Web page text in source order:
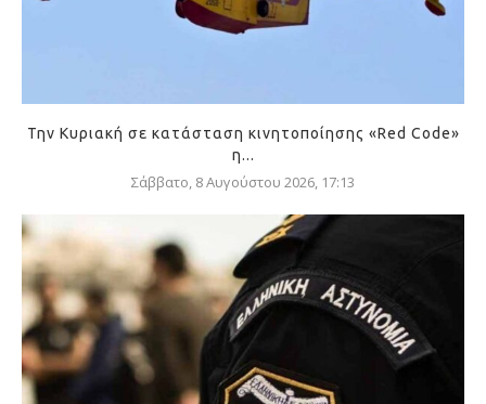
Την Κυριακή σε κατάσταση κινητοποίησης «Red Code»
η...
Σάββατο, 8 Αυγούστου 2026, 17:13